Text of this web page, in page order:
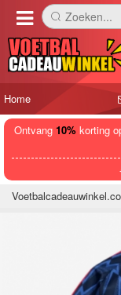
󰅼 Zoeken...
Home
Ontvang 10%korting